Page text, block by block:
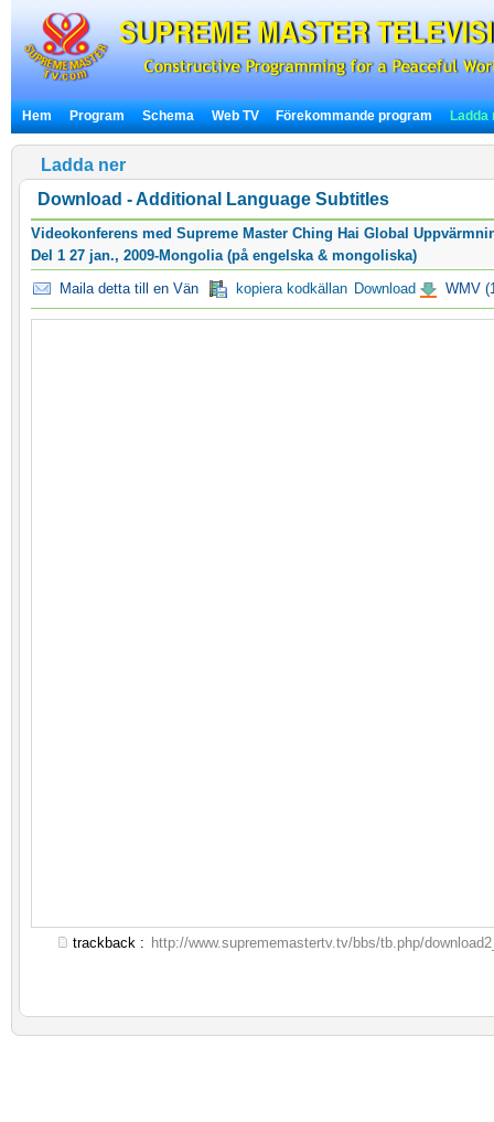
Hem Program Schema Web TV Förekommande program Ladda
Ladda ner
Download - Additional Language Subtitles
Videokonferens med Supreme Master Ching Hai Global
Del 1 27 jan., 2009-Mongolia (på engelska & mongoliska)
Maila detta till en Vän
kopiera kodkällan Download WMV
trackback : http://www.suprememastertv.tv/bbs/tb.php/